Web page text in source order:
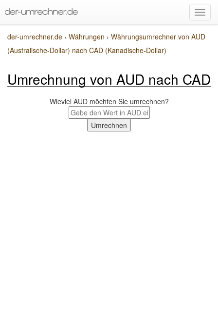
der-umrechner.de › Währungen › Währungsumrechner von AUD
(Australische-Dollar) nach CAD (Kanadische-Dollar)
Umrechnung von AUD nach CAD
Wieviel AUD möchten Sie umrechnen?